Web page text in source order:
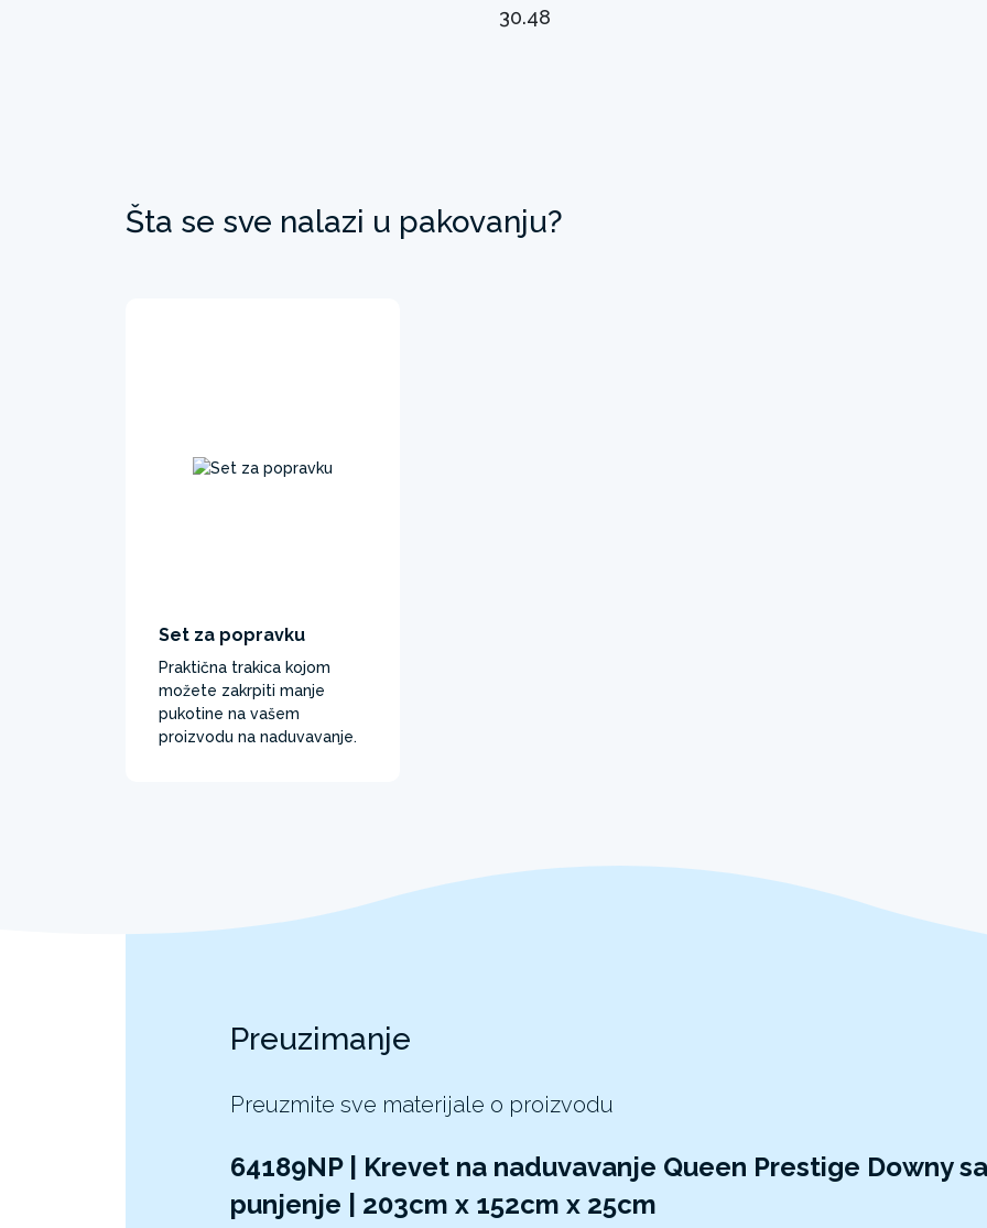
30.48
Šta se sve nalazi u pakovanju?
Set za popravku
Praktična trakica kojom
možete zakrpiti manje
pukotine na vašem
proizvodu na naduvavanje.
Preuzimanje
Preuzmite sve materijale o proizvodu
64189NP | Krevet na naduvavanje Queen Prestige Downy
punjenje | 203cm x 152cm x 25cm